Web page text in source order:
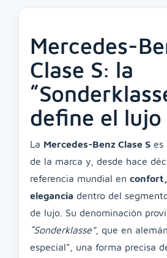
Mercedes-
Clase S: la
define el lujo
La Mercedes-Benz Clase S es
de la marca y, desde hace
referencia mundial en
elegancia dentro del
de lujo. Su denominación
“Sonderklasse”, que en
especial”, una forma precisa